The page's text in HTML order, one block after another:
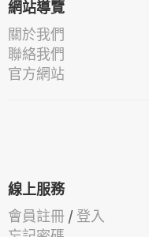
網站導覽
關於我們
聯絡我們
官方網站
線上服務
會員註冊 / 登入